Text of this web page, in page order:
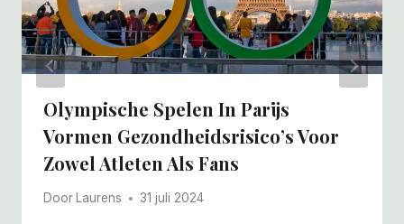
Olympische Spelen In Parijs
Vormen Gezondheidsrisico’s Voor
Zowel Atleten Als Fans
Door Laurens 31 juli 2024